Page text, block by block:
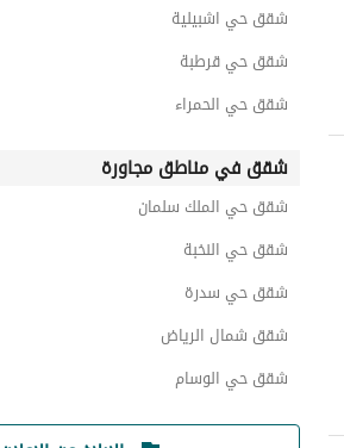
شقق حي اشبيلية
شقق حي قرطبة
شقق حي الحمراء
شقق في مناطق مجاورة
شقق حي الملك سلمان
شقق حي النخبة
شقق حي سدرة
شقق شمال الرياض
شقق حي الوسام